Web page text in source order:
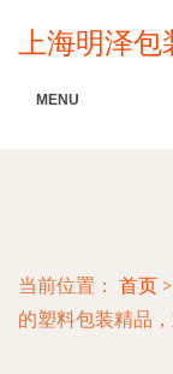
上海明泽
MENU
当前位置： 首页 >
的塑料包装精品